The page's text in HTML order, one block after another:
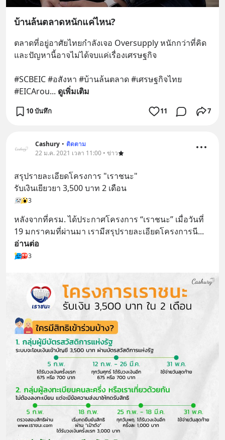
บ้านล้นตลาดหนักแค่ไหน?
ตลาดที่อยู่อาศัยไทยกำลังเจอ Oversupply หนักกว่าที่คิด
และปัญหานี้อาจไม่ได้จบแค่เรื่องเศรษฐกิจ
#SCBEIC #อสังหา #บ้านล้นตลาด #เศรษฐกิจไทย
#EICArou... ดูเพิ่มเติม
10 บันทึก 11 7
Cashury • ติดตาม
22 ม.ค. 2021 เวลา 11:00 • ข่าว
สรุปรายละเอียดโครงการ "เราชนะ"
รับเงินเยียวยา 3,500 บาท 2 เดือน
3
หลังจากที่ครม. ได้ประกาศโครงการ “เราชนะ” เมื่อวันที่
19 มกราคมที่ผ่านมา เรามีสรุปรายละเอียดโครงการนี
อ่านต่อ
3